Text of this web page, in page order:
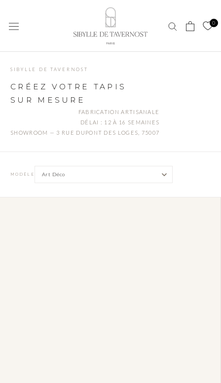
contenu
0
SIBYLLE DE TAVERNOST
CRÉEZ VOTRE TAPIS
SUR MESURE
FABRICATION ARTISANALE
DÉLAI : 12 À 16 SEMAINES
SHOWROOM — 3 RUE DUPONT DES LOGES, 75007
MODÈLE